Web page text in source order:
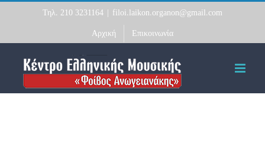
content
Τηλ. 210 3231164 filoi.laikon.organon@gmail.com
Αρχική Επικοινωνία